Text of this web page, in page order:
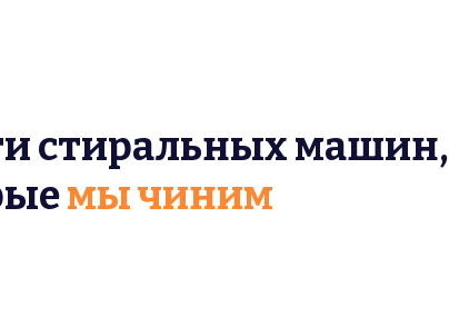
стиральных машин,
мы чиним